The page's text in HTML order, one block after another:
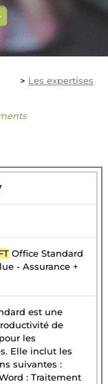
> Les expertises
Office Standard
- Assurance +
est une
de
pour les
Elle inclut les
suivantes :
: Traitement